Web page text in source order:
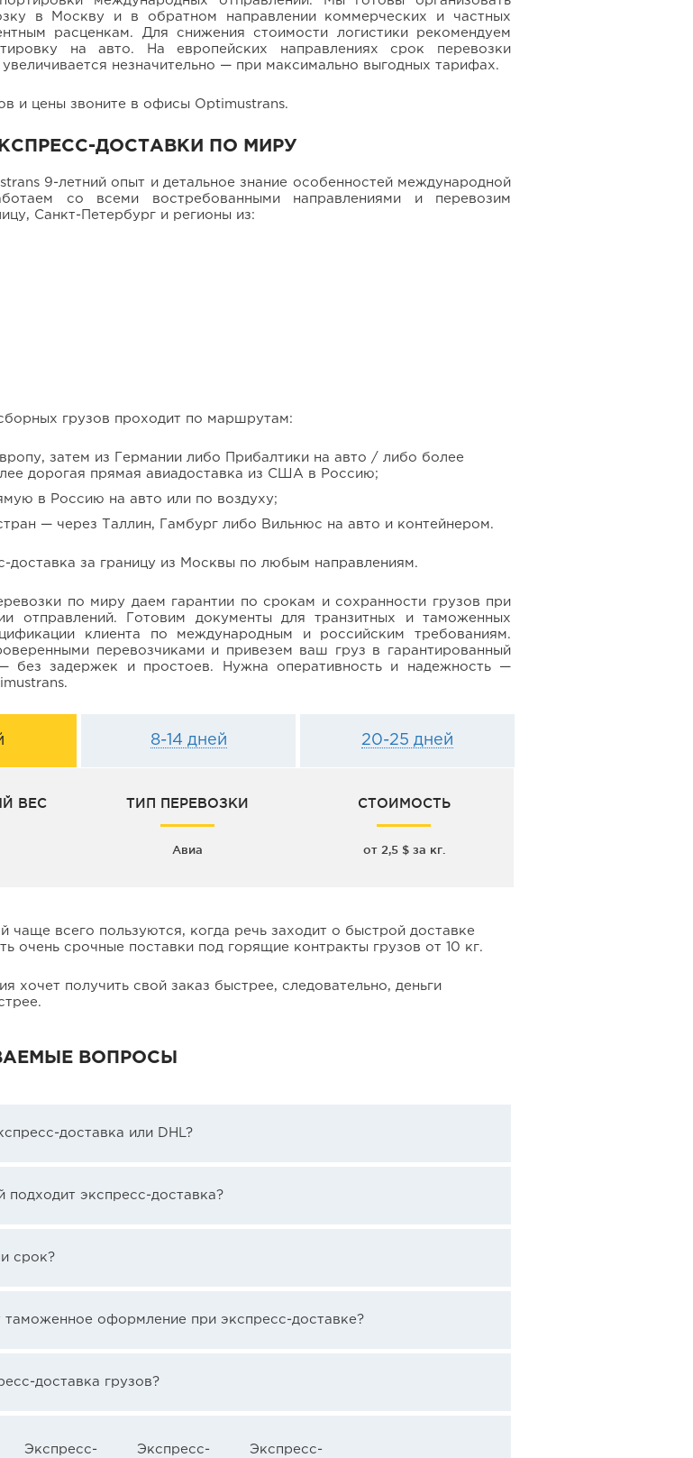
в Москву и в обратном направлении коммерческих и частных
расценкам. Для снижения стоимости логистики рекомендуем
на авто. На европейских направлениях срок перевозки
незначительно — при максимально выгодных тарифах.
и цены звоните в офисы Optimustrans.
ДОСТАВКИ ПО МИРУ
9-летний опыт и детальное знание особенностей международной
со всеми востребованными направлениями и перевозим
Санкт-Петербург и регионы из:
грузов проходит по маршрутам:
затем из Германии либо Прибалтики на авто / либо более
дорогая прямая авиадоставка из США в Россию;
в Россию на авто или по воздуху;
— через Таллин, Гамбург либо Вильнюс на авто и контейнером.
доставка за границу из Москвы по любым направлениям.
по миру даем гарантии по срокам и сохранности грузов при
отправлений. Готовим документы для транзитных и таможенных
клиента по международным и российским требованиям.
перевозчиками и привезем ваш груз в гарантированный
без задержек и простоев. Нужна оперативность и надежность —
8-14 дней 20-25 дней
ВЕС ТИП ПЕРЕВОЗКИ
Авиа
СТОИМОСТЬ
от 2,5 $ за кг.
чаще всего пользуются, когда речь заходит о быстрой доставке
очень срочные поставки под горящие контракты грузов от 10 кг.
хочет получить свой заказ быстрее, следовательно, деньги
ВОПРОСЫ
доставка или DHL?
подходит экспресс-доставка?
срок?
таможенное оформление при экспресс-доставке?
доставка грузов?
Экспресс-
Экспресс-
Экспресс-